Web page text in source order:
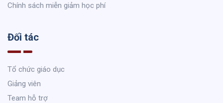
Chính sách miễn giảm học phí
Đối tác
Tổ chức giáo dục
Giảng viên
Team hỗ trợ